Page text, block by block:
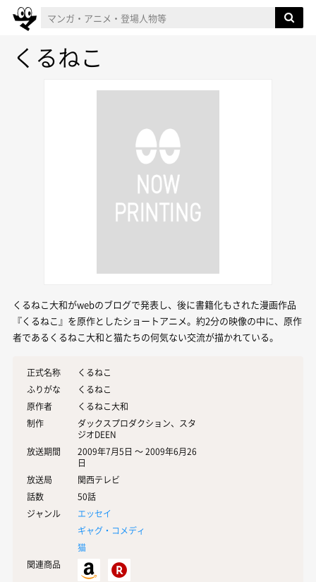
くるねこ
くるねこ大和がwebのブログで発表し、後に書籍化もされた漫画作品
『くるねこ』を原作としたショートアニメ。約2分の映像の中に、原作
者であるくるねこ大和と猫たちの何気ない交流が描かれている。
正式名称
くるねこ
ふりがな
くるねこ
原作者
くるねこ大和
制作
ダックスプロダクション、スタ
ジオDEEN
放送期間
2009年7月5日 〜 2009年6月26
日
放送局
関西テレビ
話数
50話
ジャンル
エッセイ
ギャグ・コメディ
猫
関連商品